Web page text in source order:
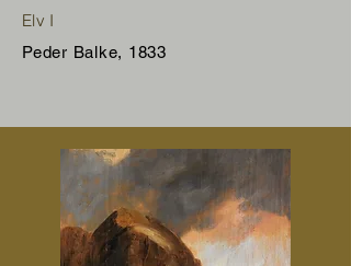
Elv I
Peder Balke, 1833